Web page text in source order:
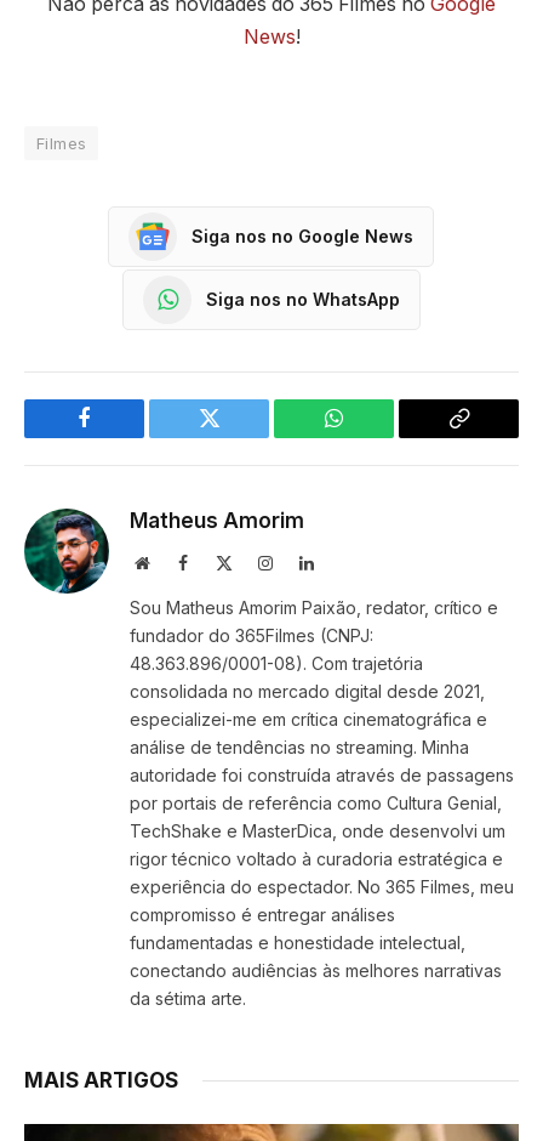
News!
Filmes
Siga nos no Google News
Siga nos no WhatsApp
Facebook Twitter WhatsApp
Copy
Matheus Amorim
WebsiteFacebook InstagramLinkedIn
Sou Matheus Amorim Paixão, redator, crítico e
fundador do 365Filmes (CNPJ:
48.363.896/0001-08). Com trajetória
consolidada no mercado digital desde 2021,
especializei-me em crítica cinematográfica e
análise de tendências no streaming. Minha
autoridade foi construída através de passagens
por portais de referência como Cultura Genial,
TechShake e MasterDica, onde desenvolvi um
rigor técnico voltado à curadoria estratégica e
experiência do espectador. No 365 Filmes, meu
compromisso é entregar análises
fundamentadas e honestidade intelectual,
conectando audiências às melhores narrativas
da sétima arte.
MAIS ARTIGOS